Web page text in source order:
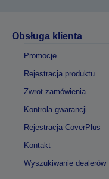
Obsługa klienta
Promocje
Rejestracja produktu
Zwrot zamówienia
Kontrola gwarancji
Rejestracja CoverPlus
Kontakt
Wyszukiwanie dealerów